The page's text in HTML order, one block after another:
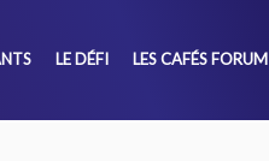
LE DÉFI LES CAFÉS FORUM